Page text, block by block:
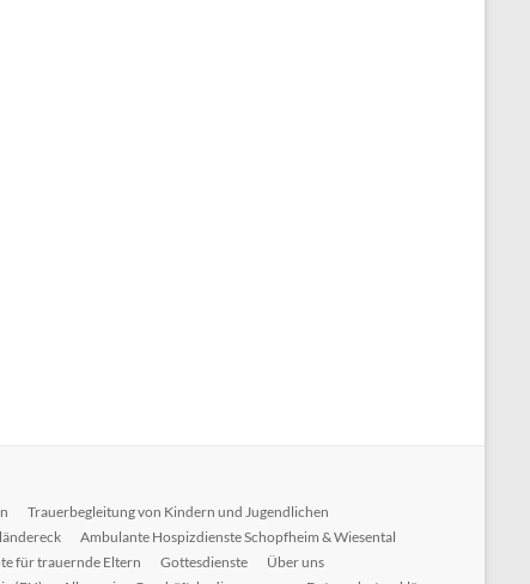
Trauerbegleitung von Kindern und Jugendlichen
Ambulante Hospizdienste Schopfheim & Wiesental
für trauernde Eltern Gottesdienste
Über uns